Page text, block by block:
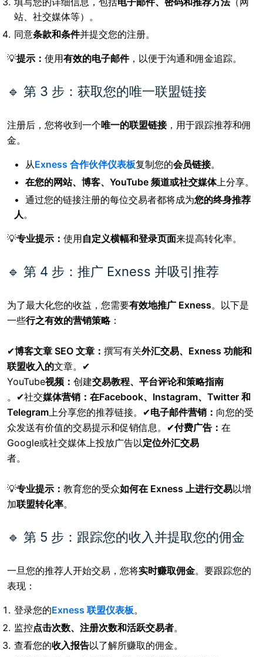
站、社交媒体等）。
同意条款和条件并提交您的注册。
💡提示： 使用有效的电子邮件，以便于沟通和佣金追踪。
🔹 第 3 步：获取您的唯一联盟链接
注册后，您将收到一个唯一的联盟链接，用于跟踪推荐和佣
金。
从Exness 合作伙伴仪表板复制您的会员链接。
在您的网站、博客、YouTube 频道或社交媒体上分享。
通过您的链接注册的每位交易者都将成为您的终身推荐
人。
💡专业提示： 使用自定义横幅和登录页面来提高转化率。
🔹 第 4 步：推广 Exness 并吸引推荐
为了最大化您的收益，您需要有效地推广 Exness。以下是
一些行之有效的营销策略：
✔博客文章 SEO 文章： 撰写有关外汇交易、Exness 功能和
联盟收入的文章。✔
YouTube视频： 创建交易教程、平台评论和策略指南
。✔社交媒体营销：在Facebook、Instagram、Twitter 和
Telegram上分享您的推荐链接。✔电子邮件营销： 向您的受
众发送有价值的交易提示和促销信息。✔付费广告： 在
Google或社交媒体上投放广告以定位外汇交易
者。
💡专业提示： 教育您的受众如何在 Exness 上进行交易以增
加联盟转化率。
🔹 第 5 步：跟踪您的收入并提取您的佣金
一旦您的推荐人开始交易，您将实时赚取佣金。要跟踪您的
表现：
登录您的Exness 联盟仪表板。
监控点击次数、注册次数和活跃交易者。
查看您的收入报告以了解所赚取的佣金。